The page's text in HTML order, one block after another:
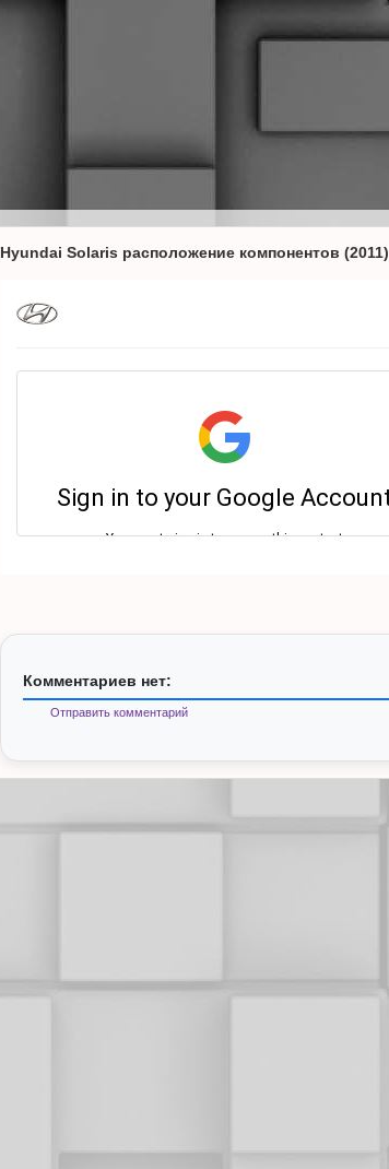
Hyundai Solaris расположение компонентов (2011)
Комментариев нет:
Отправить комментарий